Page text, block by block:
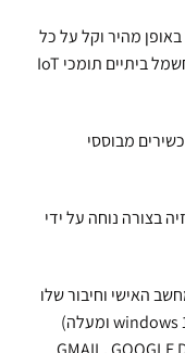
באופן מהיר וקל על כל
ההתקנים המחוברים לטלוויזיה, וכן מכשירי חשמל ביתיים תומכי IoT
מבוססי
בצורה נוחה על ידי
האישי וחיבור שלו
בצורה אלחוטית ( עם מערכת הפעלה windows 10 pro ומעלה)